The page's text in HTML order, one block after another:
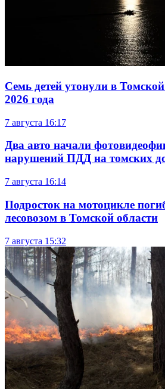
Семь детей утонули в
2026 года
7 августа 16:17
Два авто начали
нарушений ПДД на томских
7 августа 16:14
Подросток на мотоцикле
лесовозом в Томской области
7 августа 15:32